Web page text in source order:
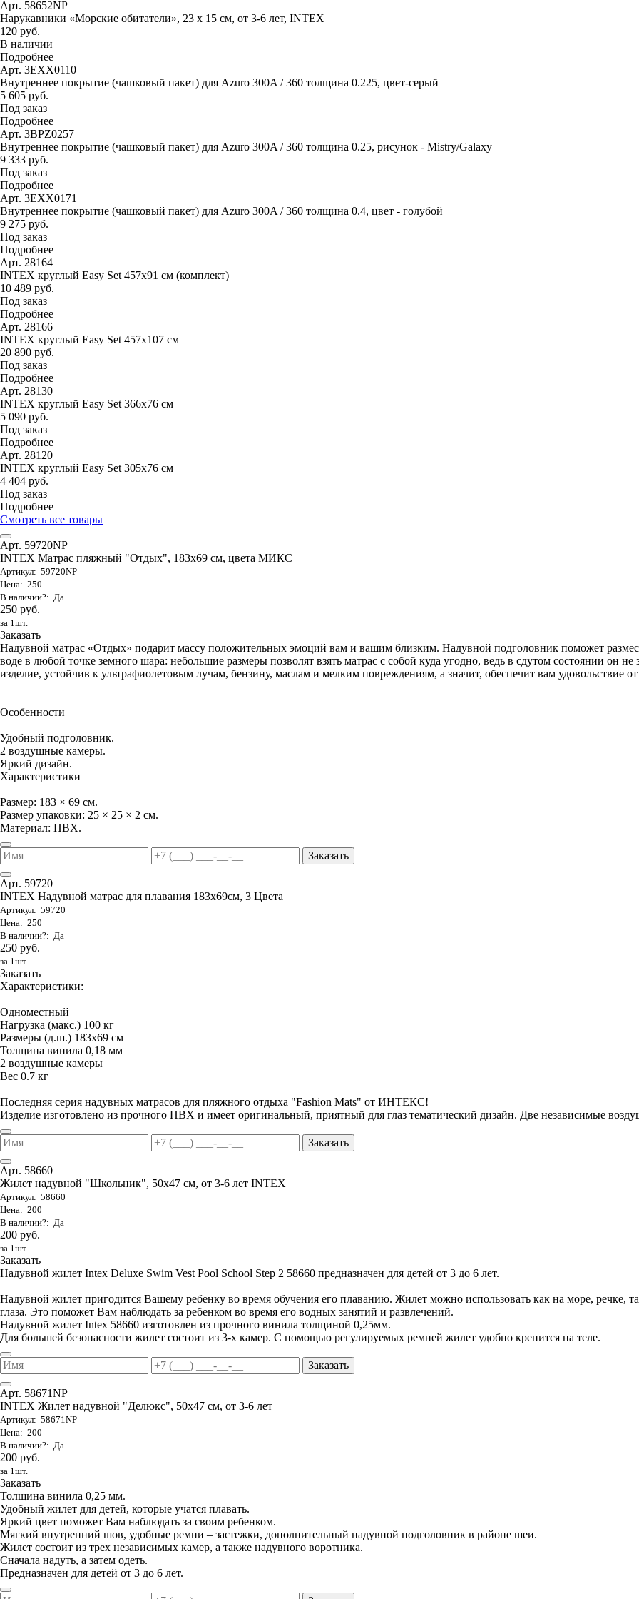
Арт. 58652NP
Нарукавники «Морские обитатели», 23 х 15 см, от 3-6 лет, INTEX
120 руб.
В наличии
Подробнее
Арт. 3EXX0110
Внутреннее покрытие (чашковый пакет) для Azuro 300A / 360 толщина 0.225, цвет-серый
5 605 руб.
Под заказ
Подробнее
Арт. 3BPZ0257
Внутреннее покрытие (чашковый пакет) для Azuro 300A / 360 толщина 0.25, рисунок - Mistry/Galaxy
9 333 руб.
Под заказ
Подробнее
Арт. 3EXX0171
Внутреннее покрытие (чашковый пакет) для Azuro 300A / 360 толщина 0.4, цвет - голубой
9 275 руб.
Под заказ
Подробнее
Арт. 28164
INTEX круглый Easy Set 457х91 см (комплект)
10 489 руб.
Под заказ
Подробнее
Арт. 28166
INTEX круглый Easy Set 457х107 см
20 890 руб.
Под заказ
Подробнее
Арт. 28130
INTEX круглый Easy Set 366х76 см
5 090 руб.
Под заказ
Подробнее
Арт. 28120
INTEX круглый Easy Set 305х76 см
4 404 руб.
Под заказ
Подробнее
Смотреть все товары
Арт. 59720NP
INTEX Матрас пляжный "Отдых", 183х69 см, цвета МИКС
Артикул: 59720NP
Цена: 250
В наличии?: Да
250 руб.
за 1шт.
Заказать
Надувной матрас «Отдых» подарит массу положительных эмоций вам и вашим близким. Надувной подголовник поможет
воде в любой точке земного шара: небольшие размеры позволят взять матрас с собой куда угодно, ведь в сдутом состоянии он
изделие, устойчив к ультрафиолетовым лучам, бензину, маслам и мелким повреждениям, а значит, обеспечит вам удовольствие
Особенности
Удобный подголовник.
2 воздушные камеры.
Яркий дизайн.
Характеристики
Размер: 183 × 69 см.
Размер упаковки: 25 × 25 × 2 см.
Материал: ПВХ.
Заказать
Арт. 59720
INTEX Надувной матрас для плавания 183х69см, 3 Цвета
Артикул: 59720
Цена: 250
В наличии?: Да
250 руб.
за 1шт.
Заказать
Характеристики:
Одноместный
Нагрузка (макс.) 100 кг
Размеры (д.ш.) 183х69 см
Толщина винила 0,18 мм
2 воздушные камеры
Вес 0.7 кг
Последняя серия надувных матрасов для пляжного отдыха "Fashion Mats" от ИНТЕКС!
Изделие изготовлено из прочного ПВХ и имеет оригинальный, приятный для глаз тематический дизайн. Две независимые
Заказать
Арт. 58660
Жилет надувной "Школьник", 50х47 см, от 3-6 лет INTEX
Артикул: 58660
Цена: 200
В наличии?: Да
200 руб.
за 1шт.
Заказать
Надувной жилет Intex Deluxe Swim Vest Pool School Step 2 58660 предназначен для детей от 3 до 6 лет.
Надувной жилет пригодится Вашему ребенку во время обучения его плаванию. Жилет можно использовать как на море, речке,
глаза. Это поможет Вам наблюдать за ребенком во время его водных занятий и развлечений.
Надувной жилет Intex 58660 изготовлен из прочного винила толщиной 0,25мм.
Для большей безопасности жилет состоит из 3-х камер. С помощью регулируемых ремней жилет удобно крепится на теле.
Заказать
Арт. 58671NP
INTEX Жилет надувной "Делюкс", 50х47 см, от 3-6 лет
Артикул: 58671NP
Цена: 200
В наличии?: Да
200 руб.
за 1шт.
Заказать
Толщина винила 0,25 мм.
Удобный жилет для детей, которые учатся плавать.
Яркий цвет поможет Вам наблюдать за своим ребенком.
Мягкий внутренний шов, удобные ремни – застежки, дополнительный надувной подголовник в районе шеи.
Жилет состоит из трех независимых камер, а также надувного воротника.
Сначала надуть, а затем одеть.
Предназначен для детей от 3 до 6 лет.